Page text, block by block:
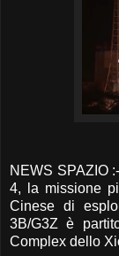
NEWS SPAZIO
4, la missione
Cinese di
3B/G3Z è
Complex dello